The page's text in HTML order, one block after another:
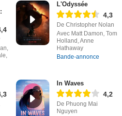
L'Odyssée
4,3
De Christopher Nolan
Avec Matt Damon, Tom
Holland, Anne
Hathaway
Bande-annonce
In Waves
4,2
De Phuong Mai
Nguyen